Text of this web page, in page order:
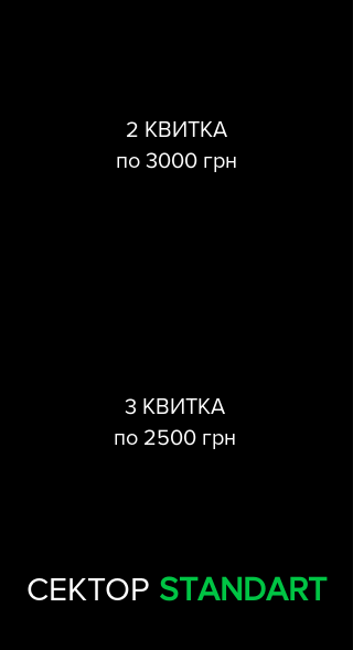
2 КВИТКА
по 3000 грн
3 КВИТКА
по 2500 грн
СЕКТОР STANDART